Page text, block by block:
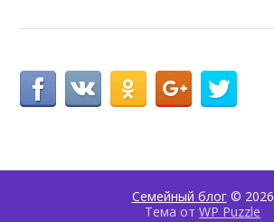
Семейный блог© 2026
Тема от WP Puzzle